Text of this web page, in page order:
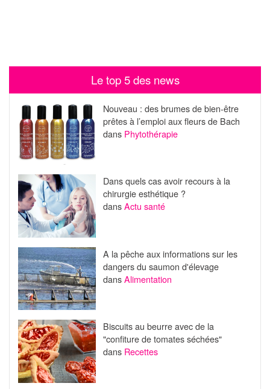
Le top 5 des news
Nouveau : des brumes de bien-être
prêtes à l’emploi aux fleurs de Bach
dans Phytothérapie
Dans quels cas avoir recours à la
chirurgie esthétique ?
dansActu santé
A la pêche aux informations sur les
dangers du saumon d'élevage
dansAlimentation
Biscuits au beurre avec de la
"confiture de tomates séchées"
dans Recettes